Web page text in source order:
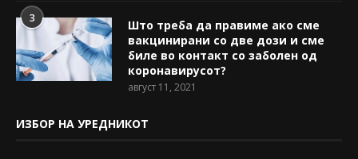
3
Што треба да правиме ако сме
вакцинирани со две дози и сме
биле во контакт со заболен од
коронавирусот?
август 11, 2021
ИЗБОР НА УРЕДНИКОТ